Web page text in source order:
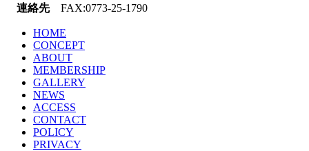
連絡先
FAX:0773-25-1790
HOME
CONCEPT
ABOUT
MEMBERSHIP
GALLERY
NEWS
ACCESS
CONTACT
POLICY
PRIVACY